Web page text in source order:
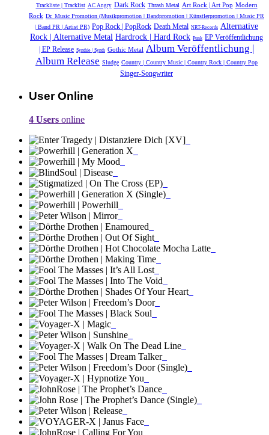
Trackliste | Tracklist AC Angry Dark Rock Thrash Metal Art Rock | Art Pop Modern
Rock Dr. Music Promotion (Musikpromotion | Bandpromotion | Künstlerpromotion | Music PR
| Band PR | Artist PR) Pop Rock | PopRock Death Metal NRT-Records Alternative
Rock | Alternative Metal Hardrock | Hard Rock Punk
EP Veröffentlichung
| EP Release Synthie | Synth Gothic Metal Album Veröffentlichung |
Album Release Sludge Country | Country Music | Country Rock | Country Pop
Singer-Songwriter
User Online
4 Users online